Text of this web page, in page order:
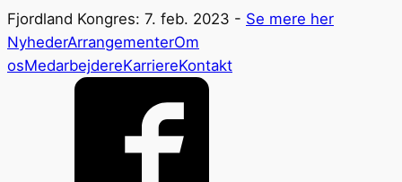
Fjordland Kongres: 7. feb. 2023 - Se mere her
NyhederArrangementerOm
osMedarbejdereKarriereKontakt